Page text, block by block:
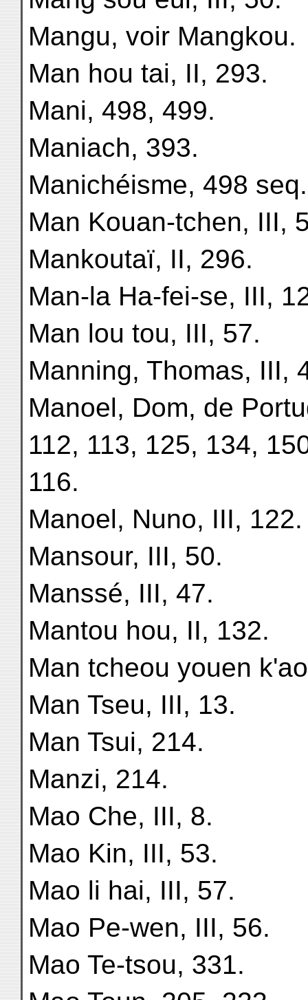
Mangu, voir Mangkou.
Man hou tai, II, 293.
Mani, 498, 499.
Maniach, 393.
Manichéisme, 498 seq.
Man Kouan-tchen, III,
Mankoutaï, II, 296.
Man-la Ha-fei-se, III,
Man lou tou, III, 57.
Manning, Thomas, III,
Manoel, Dom, de
112, 113, 125, 134,
116.
Manoel, Nuno, III, 122.
Mansour, III, 50.
Manssé, III, 47.
Mantou hou, II, 132.
Man tcheou youen
Man Tseu, III, 13.
Man Tsui, 214.
Manzi, 214.
Mao Che, III, 8.
Mao Kin, III, 53.
Mao li hai, III, 57.
Mao Pe-wen, III, 56.
Mao Te-tsou, 331.